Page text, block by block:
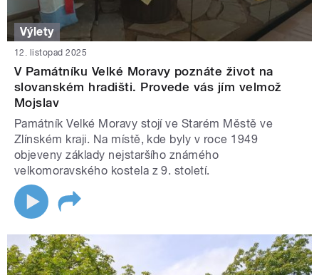
Výlety
12. listopad 2025
V Památníku Velké Moravy poznáte život na
slovanském hradišti. Provede vás jím velmož
Mojslav
Památník Velké Moravy stojí ve Starém Městě ve
Zlínském kraji. Na místě, kde byly v roce 1949
objeveny základy nejstaršího známého
velkomoravského kostela z 9. století.